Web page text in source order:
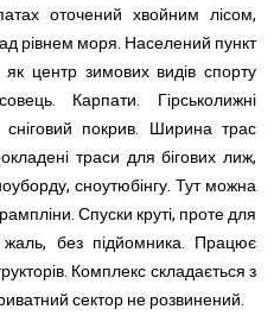
оточений хвойним лісом,
рівнем моря. Населений пункт
центр зимових видів спорту
Карпати. Гірськолижні
сніговий покрив. Ширина трас
траси для бігових лиж,
сноутюбінгу. Тут можна
Спуски круті, проте для
без підйомника. Працює
Комплекс складається з
сектор не розвинений.